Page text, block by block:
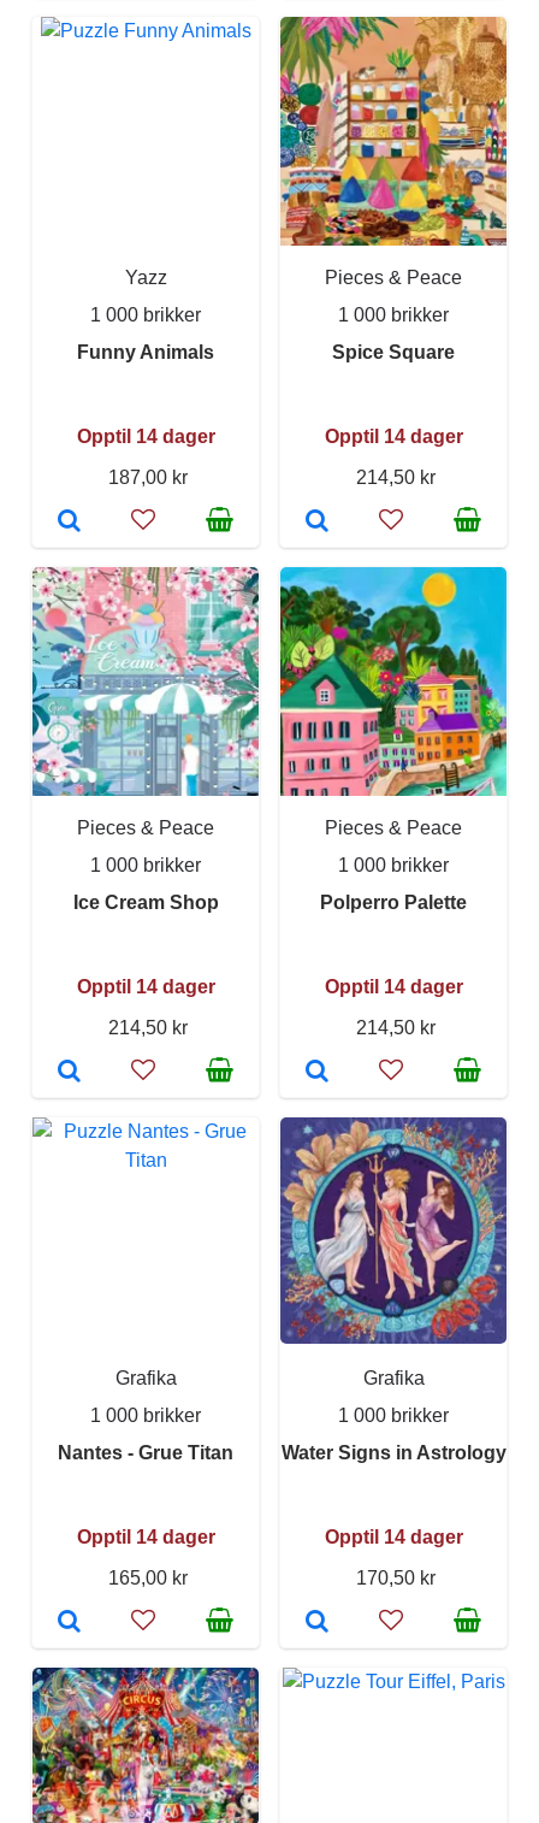
Yazz
1 000 brikker
Funny Animals
Opptil 14 dager
187,00 kr
Pieces & Peace
1 000 brikker
Spice Square
Opptil 14 dager
214,50 kr
Pieces & Peace
1 000 brikker
Ice Cream Shop
Opptil 14 dager
214,50 kr
Pieces & Peace
1 000 brikker
Polperro Palette
Opptil 14 dager
214,50 kr
Grafika
1 000 brikker
Nantes - Grue Titan
Opptil 14 dager
165,00 kr
Grafika
1 000 brikker
Water Signs in Astrology
Opptil 14 dager
170,50 kr